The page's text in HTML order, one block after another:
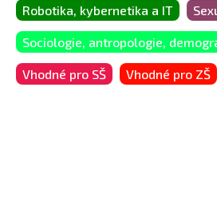
Robotika, kybernetika a IT
Sociologie, antropologie,
Vhodné pro SŠ Vhodné pro ZŠ